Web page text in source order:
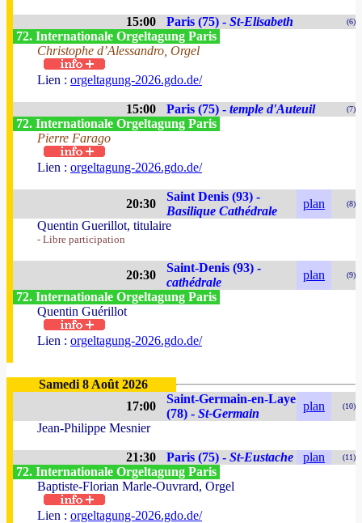
15:00 Paris (75) - St-Elisabeth (6)
72. Internationale Orgeltagung Paris
Christophe d’Alessandro, Orgel
Lien : orgeltagung-2026.gdo.de/
15:00 Paris (75) - temple d'Auteuil (7)
72. Internationale Orgeltagung Paris
Pierre Farago
Lien : orgeltagung-2026.gdo.de/
20:30
Saint Denis (93) -
Basilique Cathédrale
plan (8)
Quentin Guerillot, titulaire
- Libre participation
20:30
Saint-Denis (93) -
cathédrale
plan (9)
72. Internationale Orgeltagung Paris
Quentin Guérillot
Lien : orgeltagung-2026.gdo.de/
Samedi 8 Août 2026
17:00
Saint-Germain-en-Laye
(78) - St-Germain
plan (10)
Jean-Philippe Mesnier
21:30 Paris (75) - St-Eustache plan (11)
72. Internationale Orgeltagung Paris
Baptiste-Florian Marle-Ouvrard, Orgel
Lien : orgeltagung-2026.gdo.de/